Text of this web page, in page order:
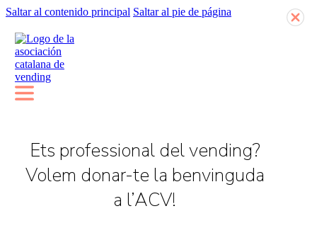
Saltar al contenido principal Saltar al pie de página
Ets professional del vending?
Volem donar-te la benvinguda
a l’ACV!